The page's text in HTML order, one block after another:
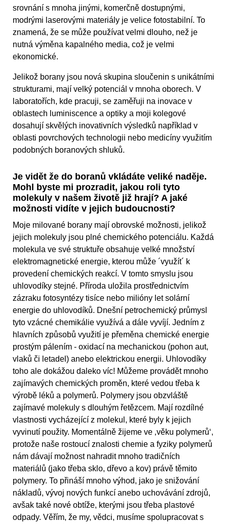
srovnání s mnoha jinými, komerčně dostupnými,
modrými laserovými materiály je velice fotostabilní. To
znamená, že se může používat velmi dlouho, než je
nutná výměna kapalného media, což je velmi
ekonomické.
Jelikož borany jsou nová skupina sloučenin s unikátními
strukturami, mají velký potenciál v mnoha oborech. V
laboratořích, kde pracuji, se zaměřuji na inovace v
oblastech luminiscence a optiky a moji kolegové
dosahují skvělých inovativních výsledků například v
oblasti povrchových technologii nebo medicíny využitím
podobných boranových shluků.
Je vidět že do boranů vkládáte veliké naděje.
Mohl byste mi prozradit, jakou roli tyto
molekuly v našem životě již hrají? A jaké
možnosti vidíte v jejich budoucnosti?
Moje milované borany mají obrovské možnosti, jelikož
jejich molekuly jsou plné chemického potenciálu. Každá
molekula ve své struktuře obsahuje velké množství
elektromagnetické energie, kterou může ´využít´ k
provedení chemických reakcí. V tomto smyslu jsou
uhlovodíky stejné. Příroda uložila prostřednictvím
zázraku fotosyntézy tisíce nebo milióny let solární
energie do uhlovodíků. Dnešní petrochemický průmysl
tyto vzácné chemikálie využívá a dále vyvíjí. Jedním z
hlavních způsobů využití je přeměna chemické energie
prostým pálením - oxidací na mechanickou (pohon aut,
vlaků či letadel) anebo elektrickou energii. Uhlovodíky
toho ale dokážou daleko víc! Můžeme provádět mnoho
zajímavých chemických proměn, které vedou třeba k
výrobě léků a polymerů. Polymery jsou obzvláště
zajímavé molekuly s dlouhým řetězcem. Mají rozdílné
vlastnosti vycházející z molekul, které byly k jejich
vyvinutí použity. Momentálně žijeme ve ‚věku polymerů‘,
protože naše rostoucí znalosti chemie a fyziky polymerů
nám dávají možnost nahradit mnoho tradičních
materiálů (jako třeba sklo, dřevo a kov) právě těmito
polymery. To přináší mnoho výhod, jako je snižování
nákladů, vývoj nových funkcí anebo uchovávání zdrojů,
avšak také nové obtíže, kterými jsou třeba plastové
odpady. Věřím, že my, vědci, musíme spolupracovat s